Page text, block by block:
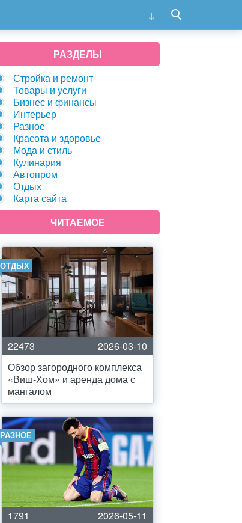
РАЗДЕЛЫ
Стройка и ремонт
Товары и услуги
Бизнес и финансы
Интерьер
Разное
Красота и здоровье
Мода и стиль
Кулинария
Автопром
Отдых
Карта сайта
ЧИТАЕМОЕ
ОТДЫХ
22473
2026-03-10
Обзор загородного комплекса
«Виш-Хом» и аренда дома с
мангалом
РАЗНОЕ
1791
2026-05-11